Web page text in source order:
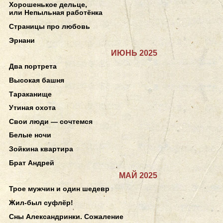
Хорошенькое дельце,
или Непыльная работёнка
Страницы про любовь
Эрнани
ИЮНЬ 2025
Два портрета
Высокая башня
Тараканище
Утиная охота
Свои люди — сочтемся
Белые ночи
Зойкина квартира
Брат Андрей
МАЙ 2025
Трое мужчин и один шедевр
Жил-был суфлёр!
Сны Александринки. Сожаление